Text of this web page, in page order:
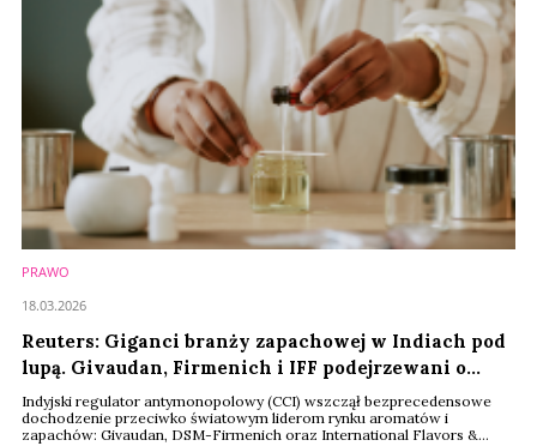
PRAWO
Reuters: Giganci branży zapachowej w Indiach pod
lupą. Givaudan, Firmenich i IFF podejrzewani o
zmowę
Indyjski regulator antymonopolowy (CCI) wszczął bezprecedensowe
dochodzenie przeciwko światowym liderom rynku aromatów i
zapachów: Givaudan, DSM-Firmenich oraz International Flavors &
18.03.2026